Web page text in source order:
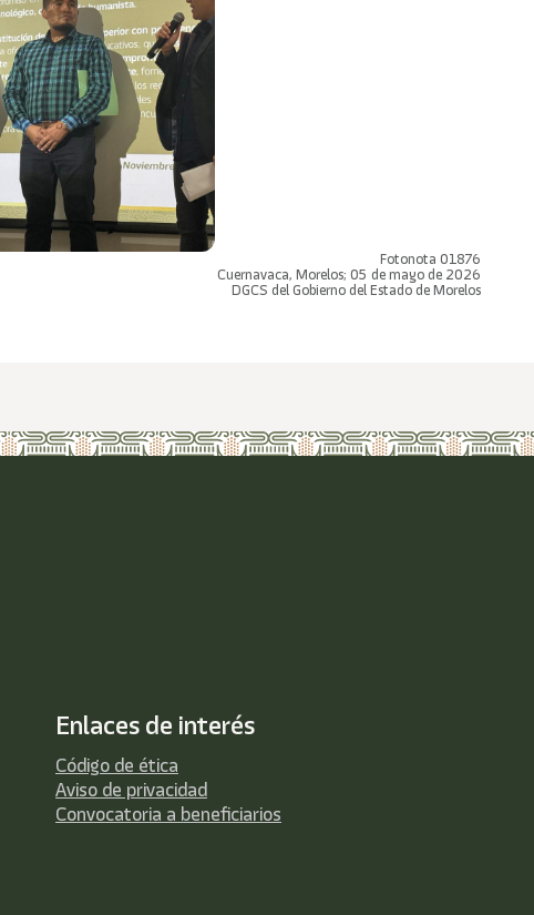
Fotonota 01876
Cuernavaca, Morelos; 05 de mayo de 2026
DGCS del Gobierno del Estado de Morelos
Enlaces de interés
Código de ética
Aviso de privacidad
Convocatoria a beneficiarios